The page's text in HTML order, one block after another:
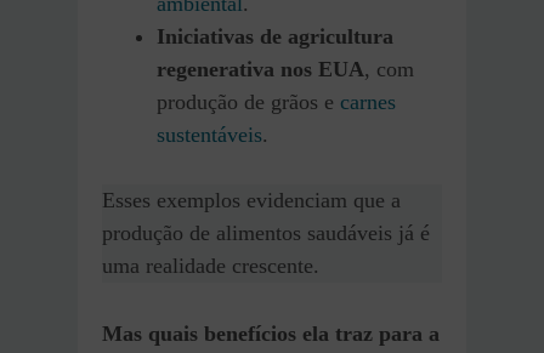
Iniciativas de agricultura
regenerativa nos EUA, com
produção de grãos e carnes
sustentáveis.
Esses exemplos evidenciam que a
produção de alimentos saudáveis já é
uma realidade crescente.
Mas quais benefícios ela traz para a